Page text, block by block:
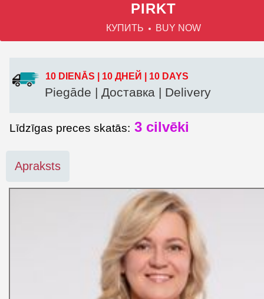
PIRKT
КУПИТЬ BUY NOW
10 DIENĀS | 10 ДНЕЙ | 10 DAYS
Piegāde | Доставка | Delivery
Līdzīgas preces skatās: 3 cilvēki
Apraksts